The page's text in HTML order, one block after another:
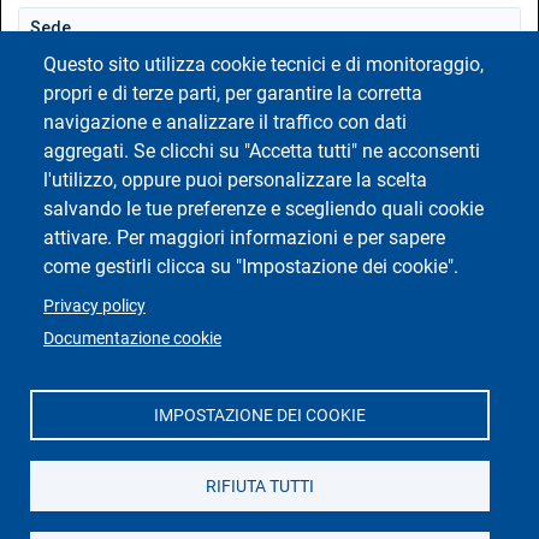
Sede
Sede Centrale
Edificio
Area Sud - Parte 2
Piano
Piano Primo Interrato
ATENEO
156
Condividi locale
Questo sito utilizza cookie tecnici e di monitoraggio,
propri e di terze parti, per garantire la corretta
navigazione e analizzare il traffico con dati
aggregati. Se clicchi su "Accetta tutti" ne acconsenti
l'utilizzo, oppure puoi personalizzare la scelta
salvando le tue preferenze e scegliendo quali cookie
attivare. Per maggiori informazioni e per sapere
come gestirli clicca su "Impostazione dei cookie".
Privacy policy
Documentazione cookie
IMPOSTAZIONE DEI COOKIE
RIFIUTA TUTTI
Atti di notifica
Dichiarazione di accessibilità
Impostazione dei cookie
Politecnico di Torino | Corso Duca degli Abruzzi, 24 | 10129 Torino,
ITALIA | P.IVA/C.F. 00518460019 | PEC
politecnicoditorino@pec.polito.it